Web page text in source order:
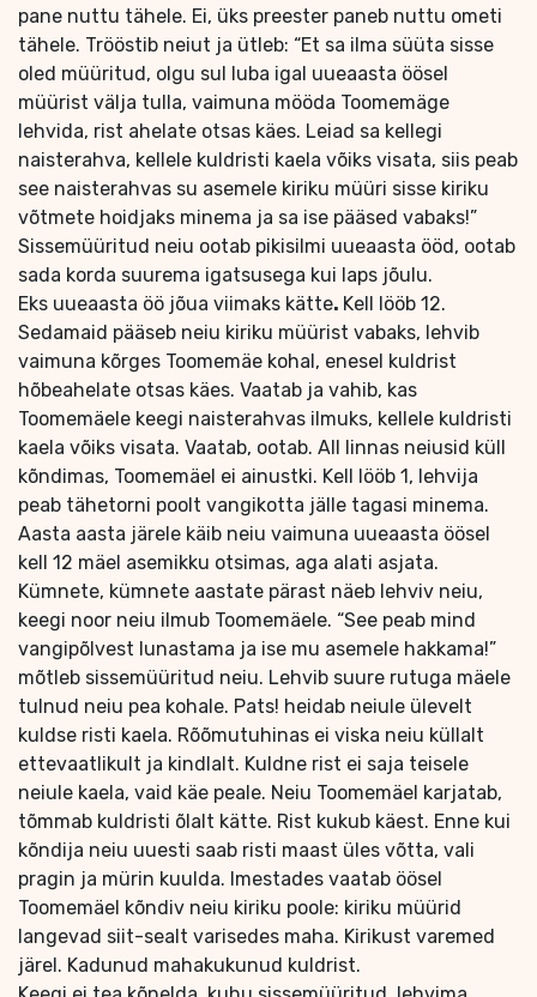
pane nuttu tähele. Ei, üks preester paneb nuttu ometi
tähele. Trööstib neiut ja ütleb: “Et sa ilma süüta sisse
oled müüritud, olgu sul luba igal uueaasta öösel
müürist välja tulla, vaimuna mööda Toomemäge
lehvida, rist ahelate otsas käes. Leiad sa kellegi
naisterahva, kellele kuldristi kaela võiks visata, siis peab
see naisterahvas su asemele kiriku müüri sisse kiriku
võtmete hoidjaks minema ja sa ise pääsed vabaks!”
Sissemüüritud neiu ootab pikisilmi uueaasta ööd, ootab
sada korda suurema igatsusega kui laps jõulu.
Eks uueaasta öö jõua viimaks kätte. Kell lööb 12.
Sedamaid pääseb neiu kiriku müürist vabaks, lehvib
vaimuna kõrges Toomemäe kohal, enesel kuldrist
hõbeahelate otsas käes. Vaatab ja vahib, kas
Toomemäele keegi naisterahvas ilmuks, kellele kuldristi
kaela võiks visata. Vaatab, ootab. All linnas neiusid küll
kõndimas, Toomemäel ei ainustki. Kell lööb 1, lehvija
peab tähetorni poolt vangikotta jälle tagasi minema.
Aasta aasta järele käib neiu vaimuna uueaasta öösel
kell 12 mäel asemikku otsimas, aga alati asjata.
Kümnete, kümnete aastate pärast näeb lehviv neiu,
keegi noor neiu ilmub Toomemäele. “See peab mind
vangipõlvest lunastama ja ise mu asemele hakkama!”
mõtleb sissemüüritud neiu. Lehvib suure rutuga mäele
tulnud neiu pea kohale. Pats! heidab neiule ülevelt
kuldse risti kaela. Rõõmutuhinas ei viska neiu küllalt
ettevaatlikult ja kindlalt. Kuldne rist ei saja teisele
neiule kaela, vaid käe peale. Neiu Toomemäel karjatab,
tõmmab kuldristi õlalt kätte. Rist kukub käest. Enne kui
kõndija neiu uuesti saab risti maast üles võtta, vali
pragin ja mürin kuulda. Imestades vaatab öösel
Toomemäel kõndiv neiu kiriku poole: kiriku müürid
langevad siit-sealt varisedes maha. Kirikust varemed
järel. Kadunud mahakukunud kuldrist.